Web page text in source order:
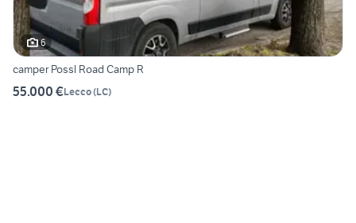
6
camper Possl Road Camp R
55.000 €Lecco(LC)